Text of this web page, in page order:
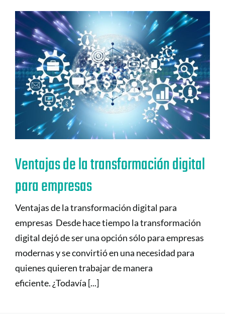
Ventajas de la transformación digital
para empresas
Ventajas de la transformación digital para
empresas Desde hace tiempo la transformación
digital dejó de ser una opción sólo para empresas
modernas y se convirtió en una necesidad para
quienes quieren trabajar de manera
eficiente. ¿Todavía [...]